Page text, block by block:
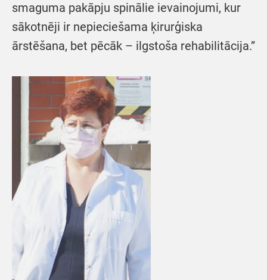
smaguma pakāpju spinālie ievainojumi, kur
sākotnēji ir nepieciešama ķirurģiska
ārstēšana, bet pēcāk – ilgstoša rehabilitācija.”